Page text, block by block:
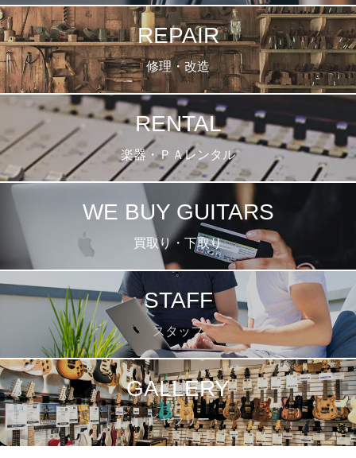
REPAIR
修理・改造
RENTAL
楽器・ＰＡレンタル
WE BUY GUITARS
買取り・下取り
STAFF
スタッフ
GALLERY
ギャラリー